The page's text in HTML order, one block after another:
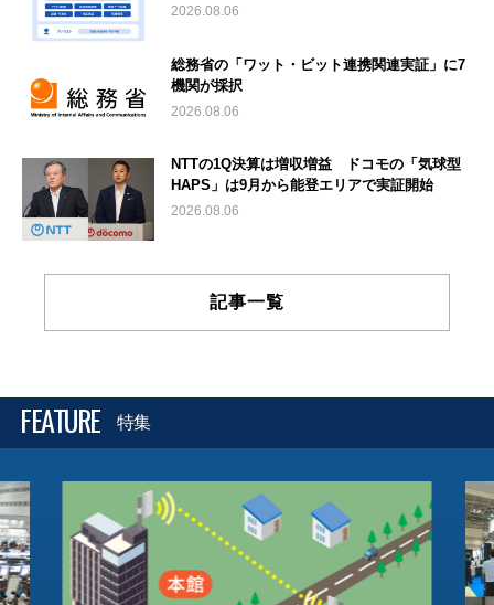
2026.08.06
総務省の「ワット・ビット連携関連実証」に7
機関が採択
2026.08.06
NTTの1Q決算は増収増益 ドコモの「気球型
HAPS」は9月から能登エリアで実証開始
2026.08.06
記事一覧
FEATURE 特集